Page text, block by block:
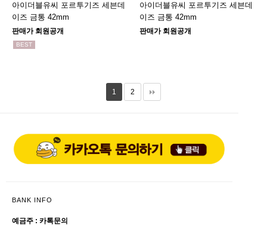
아이더블유씨 포르투기즈 세븐데
이즈 금통 42mm
판매가 회원공개
BEST
아이더블유씨 포르투기즈 세븐데
이즈 금통 42mm
판매가 회원공개
1 2
BANK INFO
예금주 : 카톡문의